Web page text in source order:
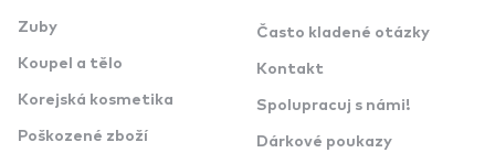
Zuby
Koupel a tělo
Korejská kosmetika
Poškozené zboží
Často kladené otázky
Kontakt
Spolupracuj s námi!
Dárkové poukazy